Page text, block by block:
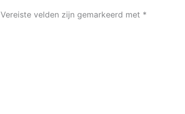
Vereiste velden zijn gemarkeerd met *